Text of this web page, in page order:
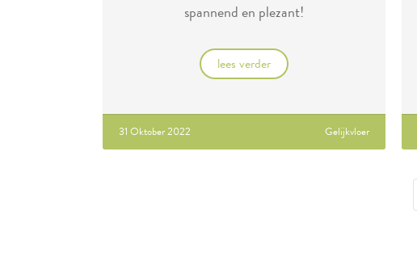
spannend en plezant!
lees verder
31 Oktober 2022 Gelijkvloer